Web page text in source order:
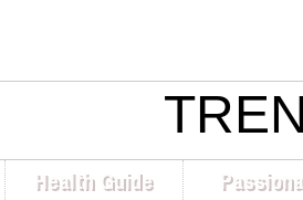
Health Guide